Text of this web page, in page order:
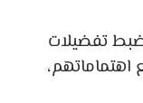
تفضيلات